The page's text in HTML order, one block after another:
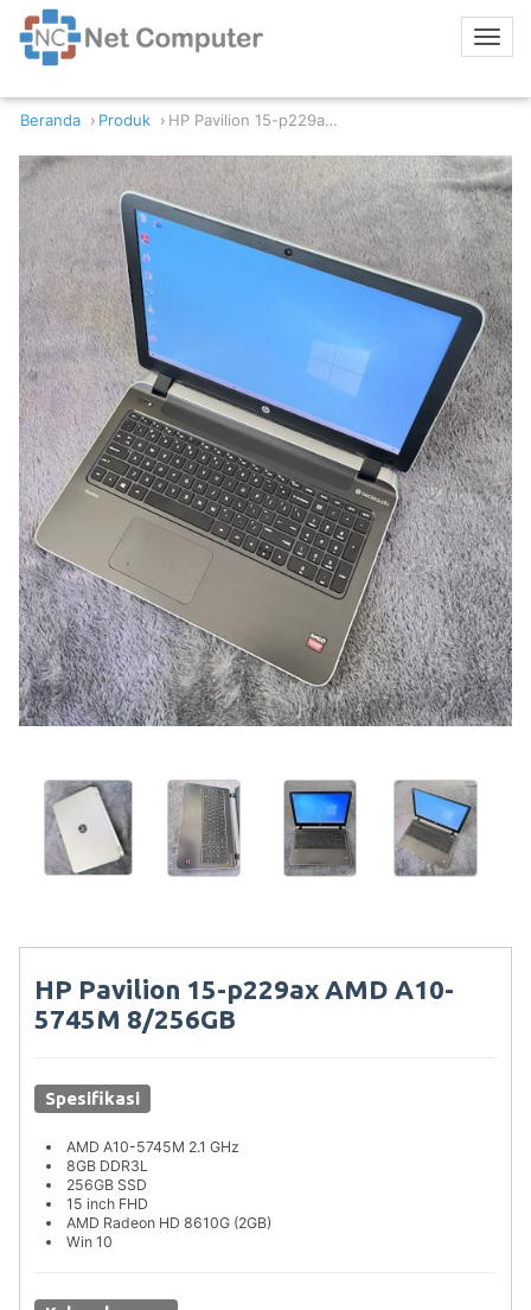
Beranda Produk HP Pavilion 15-p229ax AMD A10-5745M 8/256GB
HP Pavilion 15-p229ax AMD A10-
5745M 8/256GB
Spesifikasi
AMD A10-5745M 2.1 GHz
8GB DDR3L
256GB SSD
15 inch FHD
AMD Radeon HD 8610G (2GB)
Win 10